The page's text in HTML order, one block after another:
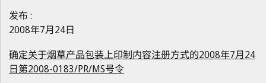
发布 :
2008年7月24日
确定关于烟草产品包装上印制内容注册方式的2008年7月24
日第2008-0183/PR/MS号令